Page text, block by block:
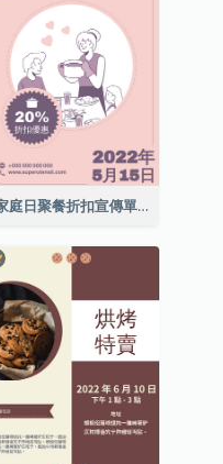
家庭日聚餐折扣宣傳單張